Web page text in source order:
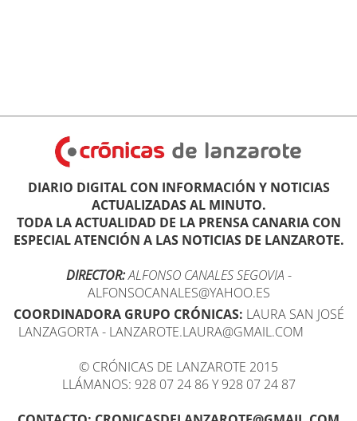
DIARIO DIGITAL CON INFORMACIÓN Y NOTICIAS
ACTUALIZADAS AL MINUTO.
TODA LA ACTUALIDAD DE LA PRENSA CANARIA CON
ESPECIAL ATENCIÓN A LAS NOTICIAS DE LANZAROTE.
DIRECTOR:ALFONSO CANALES SEGOVIA -
ALFONSOCANALES@YAHOO.ES
COORDINADORA GRUPO CRÓNICAS: LAURA SAN JOSÉ
LANZAGORTA - LANZAROTE.LAURA@GMAIL.COM
© CRÓNICAS DE LANZAROTE 2015
LLÁMANOS: 928 07 24 86 Y 928 07 24 87